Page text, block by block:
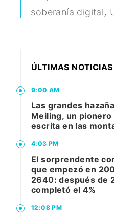
soberanía digital,
ÚLTIMAS NOTICIAS
9:00 AM
Las grandes
Meiling, un
escrita en las
4:03 PM
El sorprendente
que empezó en
2640: después de
completó el 4%
12:08 PM